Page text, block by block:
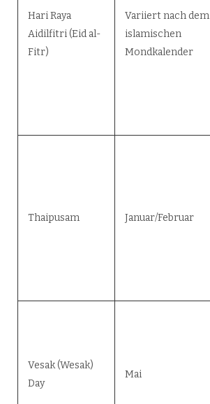
Hari Raya
Aidilfitri (Eid al-
Fitr)
Variiert nach dem
islamischen
Mondkalender
Thaipusam Januar/Februar
Vesak (Wesak)
Day
Mai